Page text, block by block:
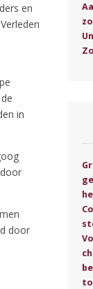
en
in
door